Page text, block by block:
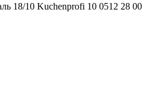
18/10 Kuchenprofi 10 0512 28 00